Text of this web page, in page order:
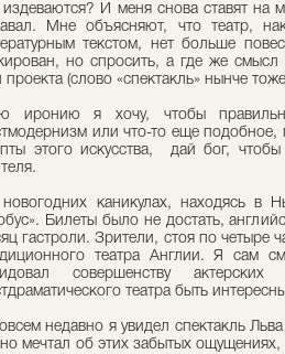
издеваются? И меня снова ставят на
Мне объясняют, что театр,
текстом, нет больше
но спросить, а где же смысл
проекта (слово «спектакль» нынче
иронию я хочу, чтобы
или что-то еще подобное,
этого искусства, дай бог,
каникулах, находясь в
Билеты было не достать,
гастроли. Зрители, стоя по четыре
театра Англии. Я сам
совершенству
театра быть
недавно я увидел спектакль
мечтал об этих забытых